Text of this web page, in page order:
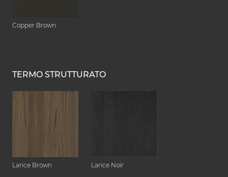
Copper Brown
TERMO STRUTTURATO
Larice Brown Larice Noir